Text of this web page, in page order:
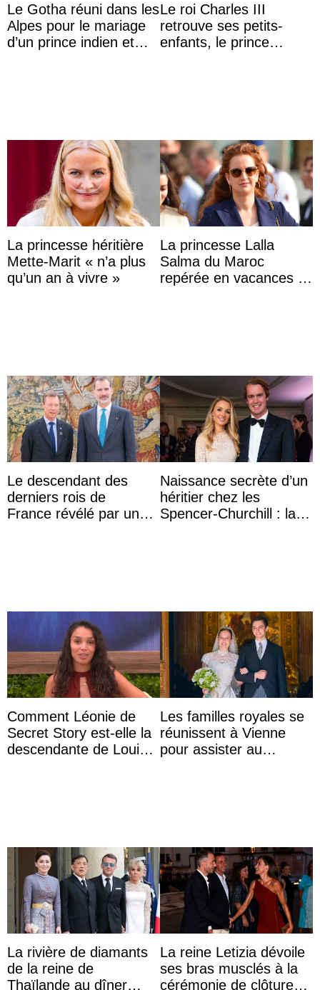
Le Gotha réuni dans les
Alpes pour le mariage
d’un prince indien et
Le roi Charles III
retrouve ses petits-
enfants, le prince
La princesse héritière
Mette-Marit « n’a plus
qu’un an à vivre »
La princesse Lalla
Salma du Maroc
repérée en vacances à
Le descendant des
derniers rois de
France révélé par un
Naissance secrète d’un
héritier chez les
Spencer-Churchill : la
Comment Léonie de
Secret Story est-elle la
descendante de Louis
Les familles royales se
réunissent à Vienne
pour assister au
La rivière de diamants
de la reine de
Thaïlande au dîner
La reine Letizia dévoile
ses bras musclés à la
cérémonie de clôture